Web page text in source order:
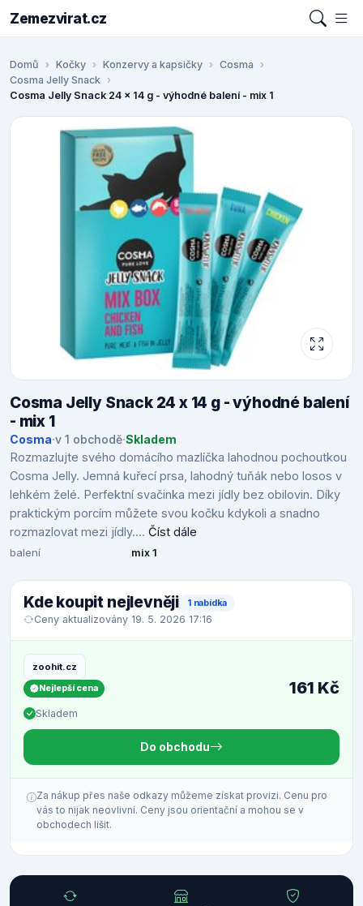
Zemezvirat.cz
Domů Kočky Konzervy a kapsičky
Cosma
Cosma Jelly Snack
Cosma Jelly Snack 24 x 14 g - výhodné balení - mix 1
Cosma Jelly Snack 24 x 14 g - výhodné balení
- mix 1
Cosma·v 1 obchodě·Skladem
Rozmazlujte svého domácího mazlíčka lahodnou pochoutkou
Cosma Jelly. Jemná kuřecí prsa, lahodný tuňák nebo losos v
lehkém želé. Perfektní svačinka mezi jídly bez obilovin. Díky
praktickým porcím můžete svou kočku kdykoli a snadno
rozmazlovat mezi jídly.... Číst dále
balení mix 1
Kde koupit nejlevněji 1 nabídka
Ceny aktualizovány 19. 5. 2026 17:16
zoohit.cz
Nejlepší cena
Skladem
161 Kč
Do obchodu
Za nákup přes naše odkazy můžeme získat provizi. Cenu pro
vás to nijak neovlivní. Ceny jsou orientační a mohou se v
obchodech lišit.